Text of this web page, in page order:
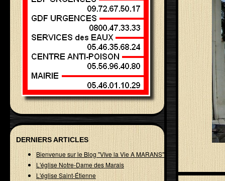
DERNIERS ARTICLES
Bienvenue sur le Blog "VIve la Vie A MARANS"
L'église Notre-Dame des Marais
L'église Saint-Étienne